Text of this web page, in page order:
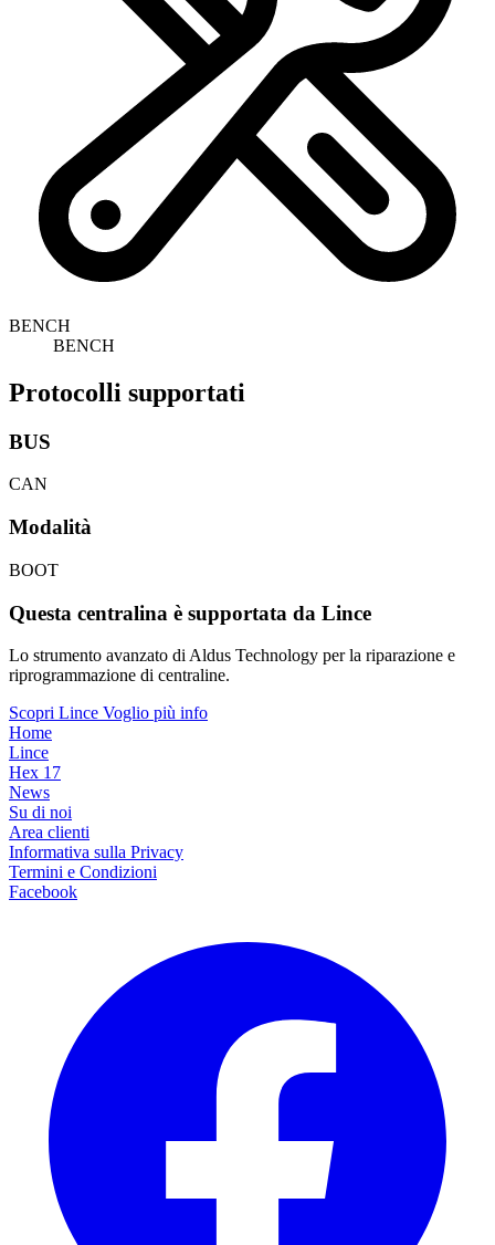
BENCH
BENCH
Protocolli supportati
BUS
CAN
Modalità
BOOT
Questa centralina è supportata da Lince
Lo strumento avanzato di Aldus Technology per la riparazione e
riprogrammazione di centraline.
Scopri Lince Voglio più info
Home
Lince
Hex 17
News
Su di noi
Area clienti
Informativa sulla Privacy
Termini e Condizioni
Facebook